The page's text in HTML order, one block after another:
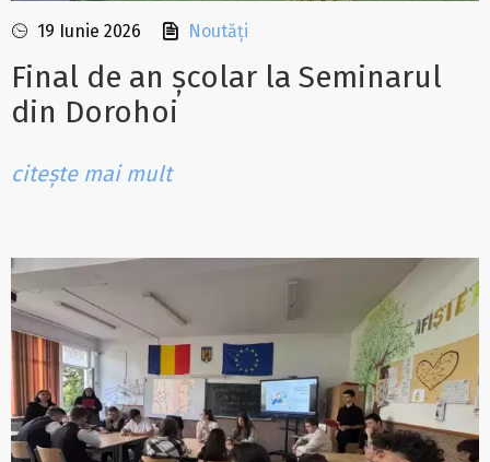
19 Iunie 2026 Noutăți
Final de an școlar la Seminarul
din Dorohoi
citește mai mult